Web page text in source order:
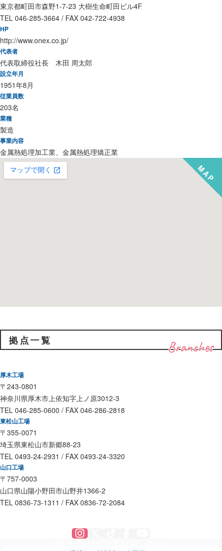
東京都町田市森野1-7-23 大樹生命町田ビル4F
TEL 046-285-3664 / FAX 042-722-4938
HP
http://www.onex.co.jp/
代表者
代表取締役社長 木田 周太郎
設立年月
1951年8月
従業員数
203名
業種
製造
事業内容
金属熱処理加工業、金属熱処理矯正業
Branches
拠点一覧
厚木工場
〒243-0801
神奈川県厚木市上依知字上ノ原3012-3
TEL 046-285-0600 / FAX 046-286-2818
東松山工場
〒355-0071
埼玉県東松山市新郷88-23
TEL 0493-24-2931 / FAX 0493-24-3320
山口工場
〒757-0003
山口県山陽小野田市山野井1366-2
TEL 0836-73-1311 / FAX 0836-72-2084
Instagram
X